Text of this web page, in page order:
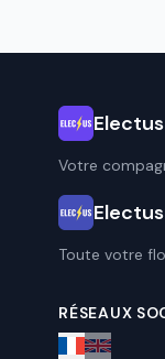
Electus
Votre
Toute votre
RÉSEAUX